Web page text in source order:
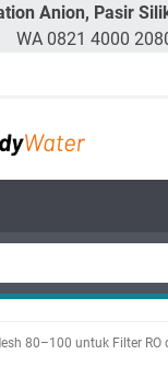
Anion, Pasir
WA 0821 4000
80–100 untuk Filter RO